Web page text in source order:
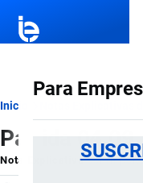
Para
Ruta
de
navegación
Inicio
Partida 04.09
Nota Explicativapor